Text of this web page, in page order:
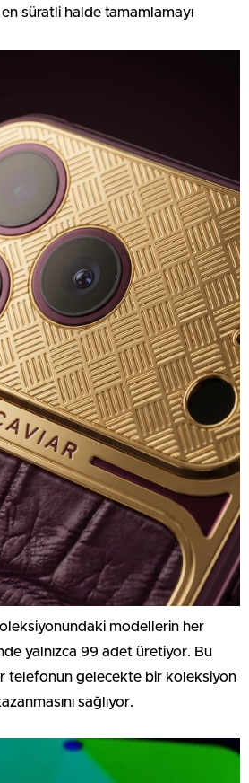
süratli halde tamamlamayı
modellerin her
yalnızca 99 adet üretiyor. Bu
telefonun gelecekte bir koleksiyon
sağlıyor.